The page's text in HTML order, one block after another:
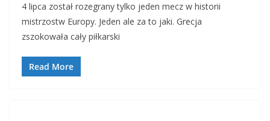
4 lipca został rozegrany tylko jeden mecz w historii
mistrzostw Europy. Jeden ale za to jaki. Grecja
zszokowała cały piłkarski
Read More